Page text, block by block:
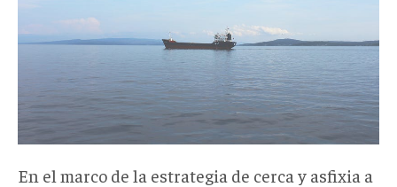
En el marco de la estrategia de cerca y asfixia a